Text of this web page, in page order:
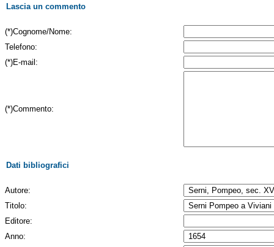
Lascia un commento
(*)Cognome/Nome:
Telefono:
(*)E-mail:
(*)Commento:
Dati bibliografici
Autore:
Titolo:
Editore:
Anno: